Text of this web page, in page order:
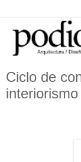
Ciclo de
interiorismo